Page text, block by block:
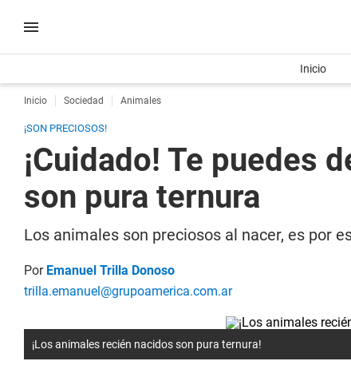
Inicio
Inicio Sociedad Animales
¡SON PRECIOSOS!
¡Cuidado! Te puedes
son pura ternura
Los animales son preciosos al nacer, es por
Por Emanuel Trilla Donoso
trilla.emanuel@grupoamerica.com.ar
¡Los animales recién nacidos son pura ternura!